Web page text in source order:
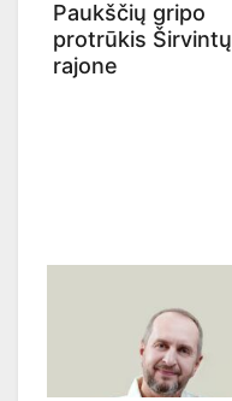
Paukščių gripo
protrūkis Širvintų
rajone